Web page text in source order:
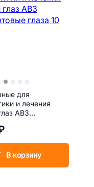
для
и лечения
АВЗ
В корзину